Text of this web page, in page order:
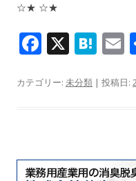
☆★ ☆★
F
e
o
X H
e
E
カテゴリー: 未分類 | 投稿日: